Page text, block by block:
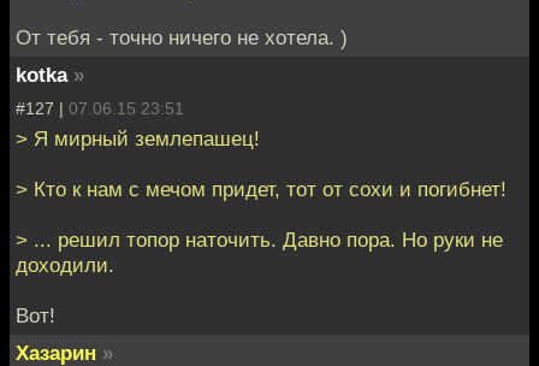
От тебя - точно ничего не хотела. )
kotka »
#127 | 07.06.15 23:51
> Я мирный землепашец!
> Кто к нам с мечом придет, тот от сохи и погибнет!
> ... решил топор наточить. Давно пора. Но руки не
доходили.
Вот!
Хазарин »